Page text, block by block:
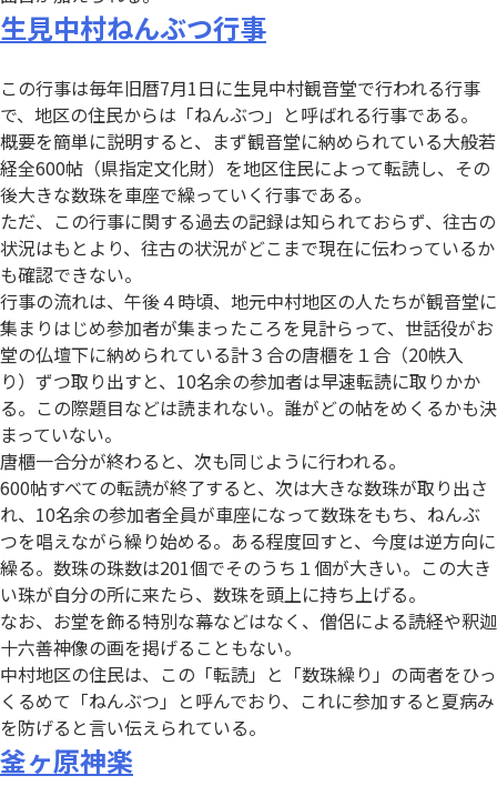
生見中村ねんぶつ行事
この行事は毎年旧暦7月1日に生見中村観音堂で行われる行事
で、地区の住民からは「ねんぶつ」と呼ばれる行事である。
概要を簡単に説明すると、まず観音堂に納められている大般若
経全600帖（県指定文化財）を地区住民によって転読し、その
後大きな数珠を車座で繰っていく行事である。
ただ、この行事に関する過去の記録は知られておらず、往古の
状況はもとより、往古の状況がどこまで現在に伝わっているか
も確認できない。
行事の流れは、午後４時頃、地元中村地区の人たちが観音堂に
集まりはじめ参加者が集まったころを見計らって、世話役がお
堂の仏壇下に納められている計３合の唐櫃を１合（20帙入
り）ずつ取り出すと、10名余の参加者は早速転読に取りかか
る。この際題目などは読まれない。誰がどの帖をめくるかも決
まっていない。
唐櫃一合分が終わると、次も同じように行われる。
600帖すべての転読が終了すると、次は大きな数珠が取り出さ
れ、10名余の参加者全員が車座になって数珠をもち、ねんぶ
つを唱えながら繰り始める。ある程度回すと、今度は逆方向に
繰る。数珠の珠数は201個でそのうち１個が大きい。この大き
い珠が自分の所に来たら、数珠を頭上に持ち上げる。
なお、お堂を飾る特別な幕などはなく、僧侶による読経や釈迦
十六善神像の画を掲げることもない。
中村地区の住民は、この「転読」と「数珠繰り」の両者をひっ
くるめて「ねんぶつ」と呼んでおり、これに参加すると夏病み
を防げると言い伝えられている。
釜ヶ原神楽